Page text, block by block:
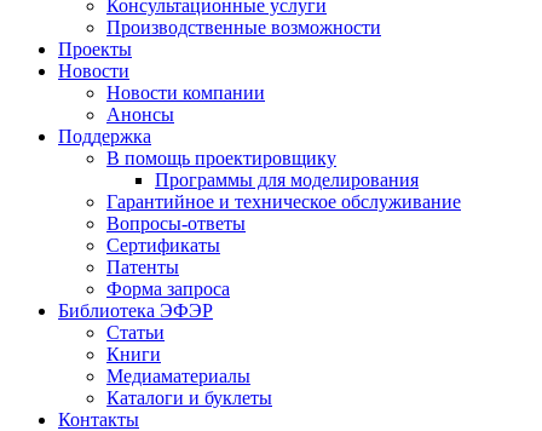
Консультационные услуги
Производственные возможности
Проекты
Новости
Новости компании
Анонсы
Поддержка
В помощь проектировщику
Программы для моделирования
Гарантийное и техническое обслуживание
Вопросы-ответы
Сертификаты
Патенты
Форма запроса
Библиотека ЭФЭР
Статьи
Книги
Медиаматериалы
Каталоги и буклеты
Контакты